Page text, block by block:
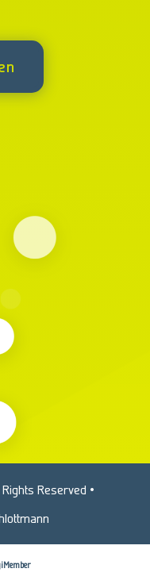
Reserved •